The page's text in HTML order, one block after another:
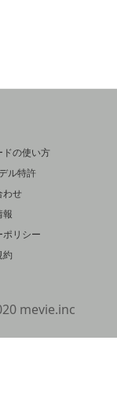
ドの使い方
ル特許
わせ
報
ポリシー
約
mevie.inc